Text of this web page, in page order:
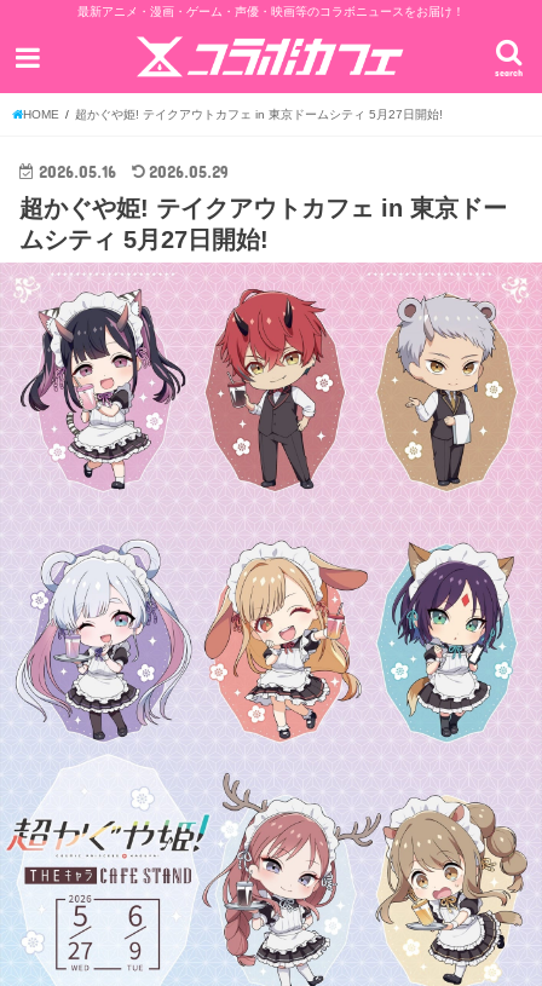
最新アニメ・漫画・ゲーム・声優・映画等のコラボニュースをお届け！
search
HOME 超かぐや姫! テイクアウトカフェ in 東京ドームシティ 5月27日開始!
2026.05.16 2026.05.29
超かぐや姫! テイクアウトカフェ in 東京ドー
ムシティ 5月27日開始!